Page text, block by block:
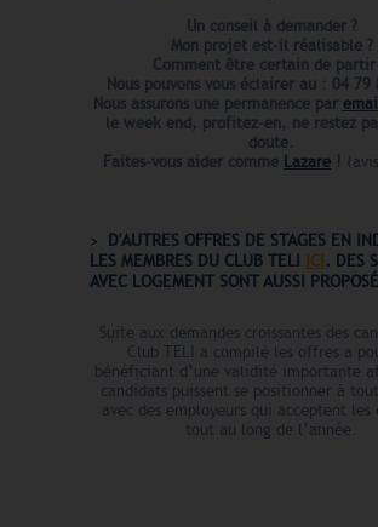
Un conseil à demander ?
Mon projet est-il réalisable ?
Comment être certain de partir
Nous pouvons vous éclairer au : 04 79
Nous assurons une permanence par
le week end, profitez-en, ne restez
doute.
Faites-vous aider comme Lazare !
D'AUTRES OFFRES DE STAGES EN
LES MEMBRES DU CLUB TELI ICI. DES
AVEC LOGEMENT SONT AUSSI
Suite aux demandes croissantes des
Club TELI a compilé les offres a
bénéficiant d’une validité importante
candidats puissent se positionner à
avec des employeurs qui acceptent les
tout au long de l’année.